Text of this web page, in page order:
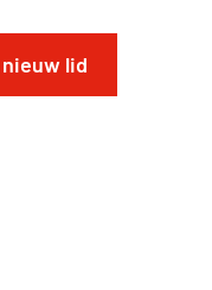
lid